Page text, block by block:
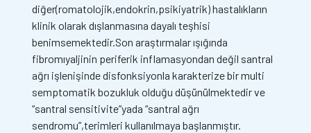
diğer(romatolojik,endokrin,psikiyatrik) hastalıkların
klinik olarak dışlanmasına dayalı teşhisi
benimsemektedir.Son araştırmalar ışığında
fibromıyaljinin periferik inflamasyondan değil santral
ağrı işlenişinde disfonksiyonla karakterize bir multi
semptomatik bozukluk olduğu düşünülmektedir ve
“santral sensitivite”yada “santral ağrı
sendromu”,terimleri kullanılmaya başlanmıştır.